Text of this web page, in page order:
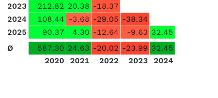
2023
212.82 20.38 -18.37
2024
108.44 -3.68 -29.05 -38.34
2025
90.37 4.30 -12.64 -9.63 32.45
Ø
587.30 24.63 -20.02 -23.99 32.45
2020
2021 2022 2023 2024